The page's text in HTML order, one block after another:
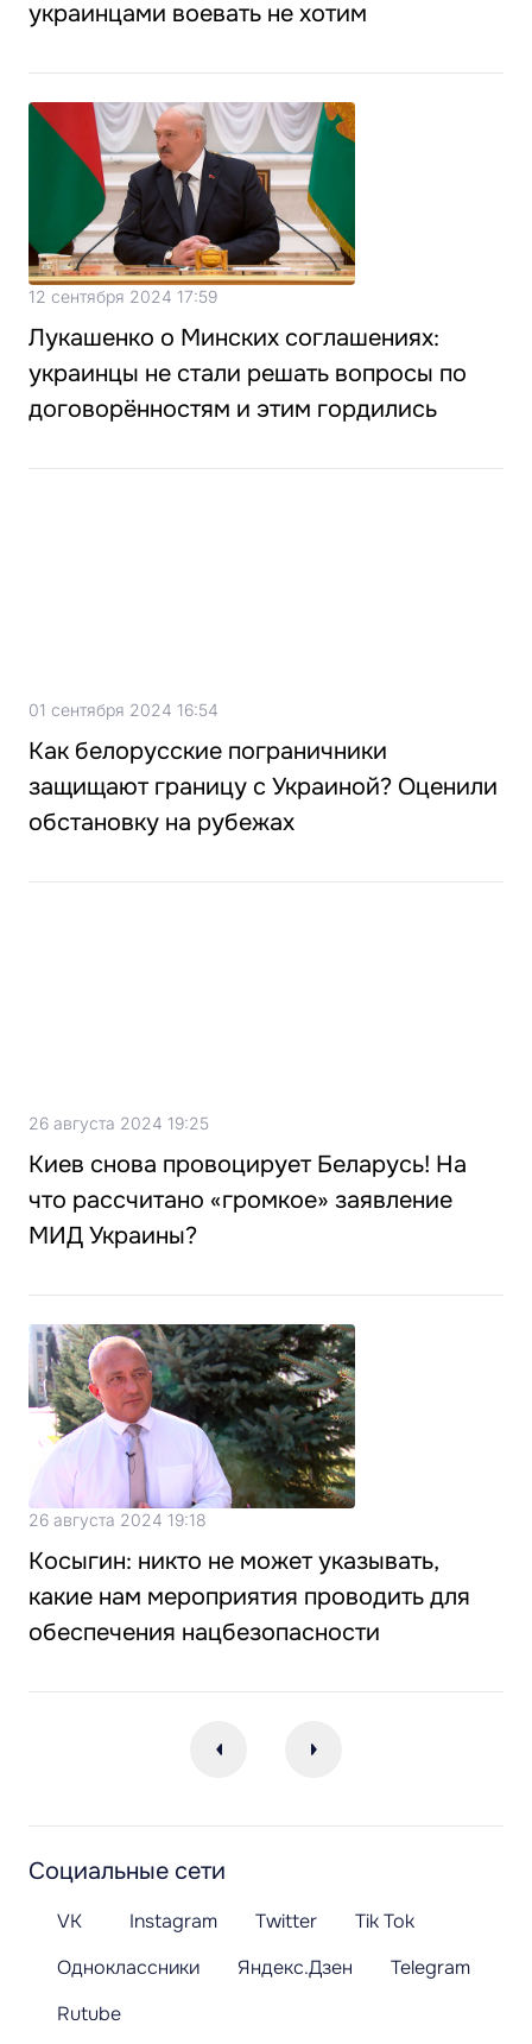
украинцами воевать не хотим
12 сентября 2024 17:59
Лукашенко о Минских соглашениях:
украинцы не стали решать вопросы по
договорённостям и этим гордились
01 сентября 2024 16:54
Как белорусские пограничники
защищают границу с Украиной? Оценили
обстановку на рубежах
26 августа 2024 19:25
Киев снова провоцирует Беларусь! На
что рассчитано «громкое» заявление
МИД Украины?
26 августа 2024 19:18
Косыгин: никто не может указывать,
какие нам мероприятия проводить для
обеспечения нацбезопасности
Социальные сети
VK Instagram Twitter
Tik Tok
Одноклассники
Яндекс.Дзен
Telegram
Rutube